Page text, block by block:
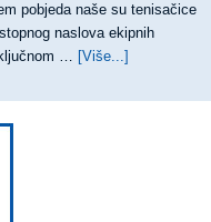
pobjeda naše su tenisačice
naslova ekipnih
… [Više...]
UZASTOPNI